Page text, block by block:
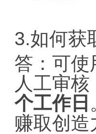
3.如何获
答：可使
人工审
个工作日
赚取创造